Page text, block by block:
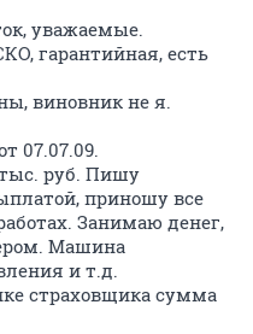
уважаемые.
гарантийная, есть
виновник не я.
07.07.09.
руб. Пишу
приношу все
Занимаю денег,
Машина
и т.д.
страховщика сумма